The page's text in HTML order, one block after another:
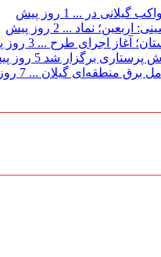
گیلانی در ... 1 روز پیش
اربعین؛ نماد ... 2 روز پیش
آغاز اجرای طرح ... 3 روز پیش
پرستاری برگزار شد 5 روز پیش
برق منطقه‌ای گیلان ... 7 روز پیش